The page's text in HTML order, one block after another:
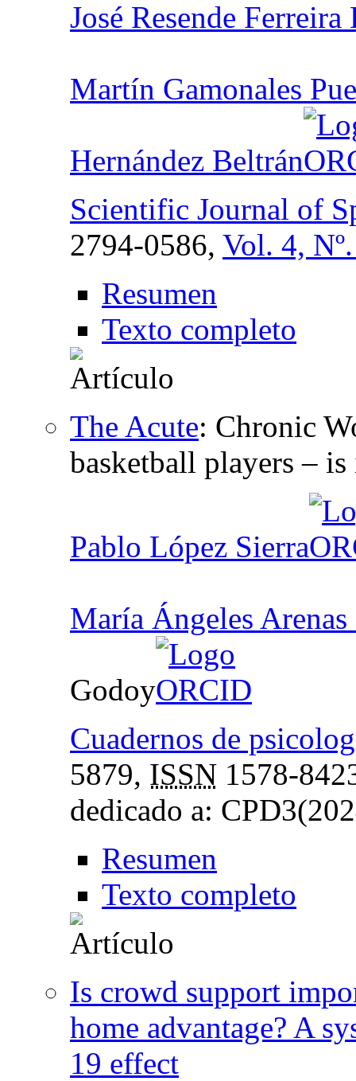
José Resende Ferreira
Martín Gamonales
Hernández Beltrán
Scientific Journal of
2794-0586, Vol. 4,
Resumen
Texto completo
The Acute: Chronic
basketball players –
Pablo López Sierra
María Ángeles Arenas
Godoy
Cuadernos de
5879, ISSN 1578-
dedicado a:
Resumen
Texto completo
Is crowd support
home advantage? A
19 effect